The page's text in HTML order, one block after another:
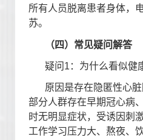
所有人员脱离患者身体，
苏。
（四）常见疑问解答
疑问 1 ：为什么看似健
原因是存在隐匿性心
部分人群存在早期冠心病
时无明显症状，受诱因刺
工作学习压力大、熬夜、